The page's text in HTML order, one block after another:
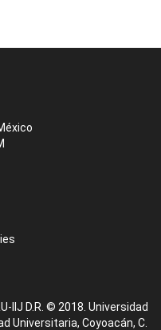
IIJ D.R. © 2018. Universidad
Universitaria, Coyoacán, C.